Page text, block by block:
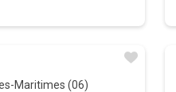
Maritimes (06)